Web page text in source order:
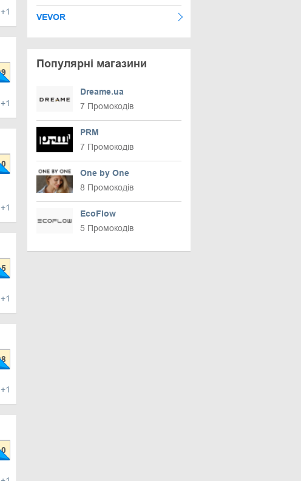
+1
+1
+1
+1
+1
VEVOR
Популярні магазини
Dreame.ua
7 Промокодів
PRM
7 Промокодів
One by One
8 Промокодів
EcoFlow
5 Промокодів